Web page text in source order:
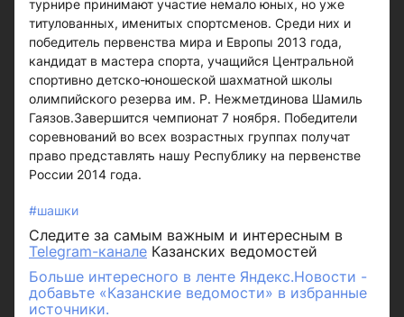
турнире принимают участие немало юных, но уже
титулованных, именитых спортсменов. Среди них и
победитель первенства мира и Европы 2013 года,
кандидат в мастера спорта, учащийся Центральной
спортивно детско-юношеской шахматной школы
олимпийского резерва им. Р. Нежметдинова Шамиль
Гаязов.Завершится чемпионат 7 ноября. Победители
соревнований во всех возрастных группах получат
право представлять нашу Республику на первенстве
России 2014 года.
#шашки
Следите за самым важным и интересным в
Telegram-канале Казанских ведомостей
Больше интересного в ленте Яндекс.Новости -
добавьте «Казанские ведомости» в избранные
источники.